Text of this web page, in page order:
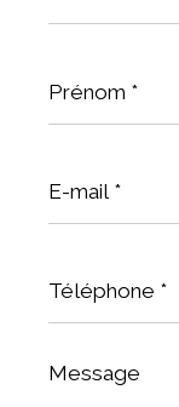
*
mail
*
*
Message
*